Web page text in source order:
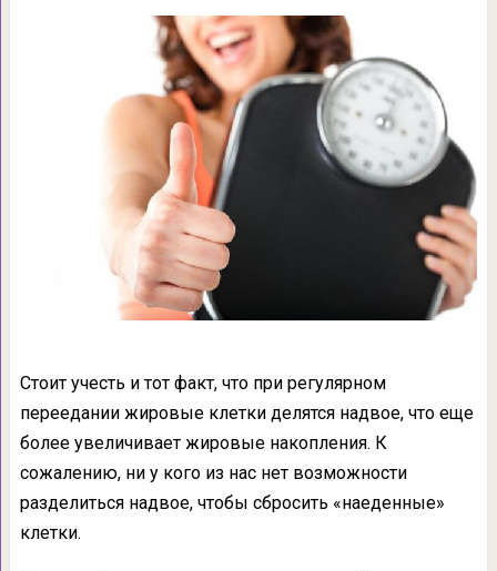
Стоит учесть и тот факт, что при регулярном
переедании жировые клетки делятся надвое, что еще
более увеличивает жировые накопления. К
сожалению, ни у кого из нас нет возможности
разделиться надвое, чтобы сбросить «наеденные»
клетки.